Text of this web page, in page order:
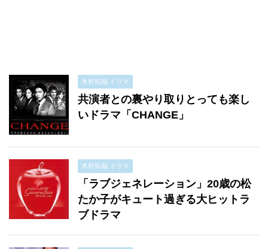
木村拓哉 ドラマ
共演者との裏やり取りとっても楽し
いドラマ「CHANGE」
木村拓哉 ドラマ
「ラブジェネレーション」20歳の松
たか子がキュート過ぎる大ヒットラ
ブドラマ